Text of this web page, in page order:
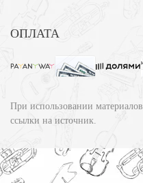
ОПЛАТА
При использовании
ссылки на источник.